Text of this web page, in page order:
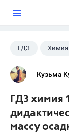
ГДЗ Химия
Кузьма
ГДЗ химия
массу